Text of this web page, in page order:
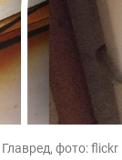
фото: flickr